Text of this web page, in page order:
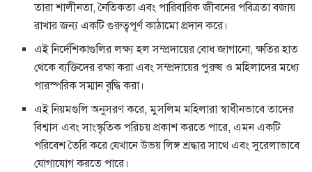
তারা শালীনতা, নৈতিকতা এবং পারিবারিক জীবনের পবিত্রতা বজায়
রাখার জন্য একটি গুরুত্বপূর্ণ কাঠামো প্রদান করে।
এই নির্দেশিকাগুলির লক্ষ্য হল সম্প্রদায়ের বোধ জাগানো, ক্ষতির হাত
থেকে ব্যক্তিদের রক্ষা করা এবং সম্প্রদায়ের পুরুষ ও মহিলাদের মধ্যে
পারস্পরিক সম্মান বৃদ্ধি করা।
এই নিয়মগুলি অনুসরণ করে, মুসলিম মহিলারা স্বাধীনভাবে তাদের
বিশ্বাস এবং সাংস্কৃতিক পরিচয় প্রকাশ করতে পারে, এমন একটি
পরিবেশ তৈরি করে যেখানে উভয় লিঙ্গ শ্রদ্ধার সাথে এবং সুরেলাভাবে
যোগাযোগ করতে পারে।